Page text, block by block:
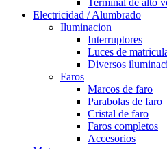
Terminal de alto
Electricidad / Alumbrado
Iluminacion
Interruptores
Luces de
Diversos
Faros
Marcos de faro
Parabolas de faro
Cristal de faro
Faros completos
Accesorios